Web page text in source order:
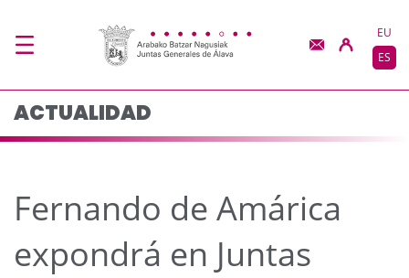
Fernando de Amárica EU
ES
ACTUALIDAD
Fernando de Amárica
expondrá en Juntas